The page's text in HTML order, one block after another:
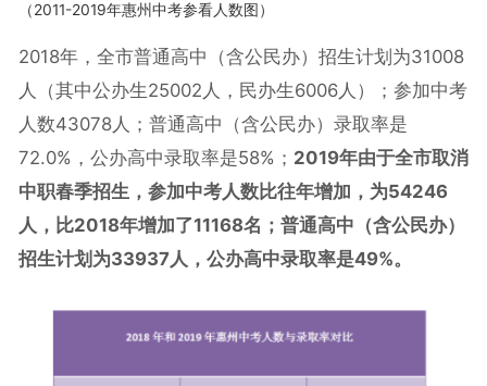
（2011-2019年惠州中考参看人数图）
2018年，全市普通高中（含公民办）招生计划为31008
人（其中公办生25002人，民办生6006人）；参加中考
人数43078人；普通高中（含公民办）录取率是
72.0%，公办高中录取率是58%； 2019年由于全市取消
中职春季招生，参加中考人数比往年增加，为54246
人，比2018年增加了11168名；普通高中（含公民办）
招生计划为33937人，公办高中录取率是49%。